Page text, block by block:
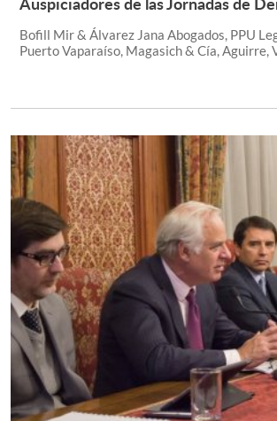
Bofill Mir & Álvarez Jana Abogados, PPU
Puerto Vaparaíso, Magasich & Cía, Aguirre,